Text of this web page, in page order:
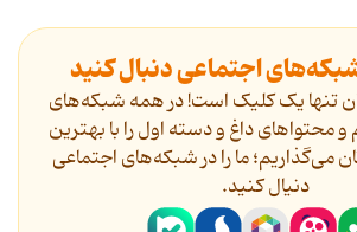
شبکه‌های اجتماعی دنبال کنید
تنها یک کلیک است! در همه شبکه‌های
محتواهای داغ و دسته اول را با بهترین
می‌گذاریم؛ ما را در شبکه‌های اجتماعی
دنیال کنید.